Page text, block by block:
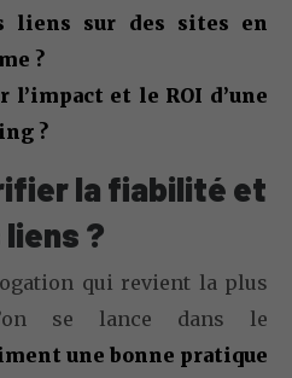
liens sur des sites en
?
l’impact et le ROI d’une
?
la fiabilité et
?
qui revient la plus
se lance dans le
une bonne pratique